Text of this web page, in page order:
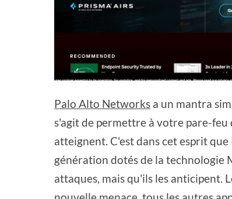
Palo Alto Networks a un mantra
s'agit de permettre à votre pare-feu
atteignent. C'est dans cet esprit
génération dotés de la technologie
attaques, mais qu'ils les anticipent.